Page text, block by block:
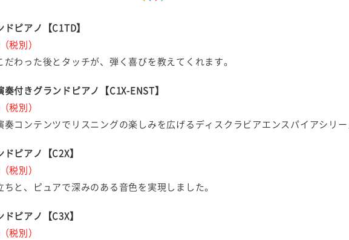
ピアノ【C1TD】
税別）
わった後とタッチが、弾く喜びを教えてくれます。
付きグランドピアノ【C1X-ENST】
税別）
奏コンテンツでリスニングの楽しみを広げるディスクラビアエンスパイアシリ
ピアノ【C2X】
税別）
ちと、ピュアで深みのある音色を実現しました。
ピアノ【C3X】
税別）